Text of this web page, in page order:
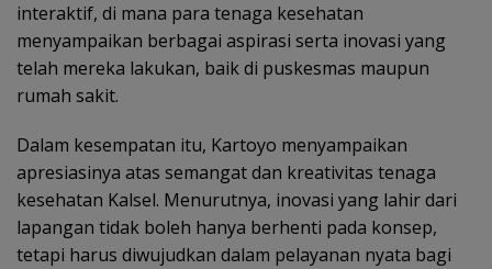
interaktif, di mana para tenaga kesehatan
menyampaikan berbagai aspirasi serta inovasi yang
telah mereka lakukan, baik di puskesmas maupun
rumah sakit.
Dalam kesempatan itu, Kartoyo menyampaikan
apresiasinya atas semangat dan kreativitas tenaga
kesehatan Kalsel. Menurutnya, inovasi yang lahir dari
lapangan tidak boleh hanya berhenti pada konsep,
tetapi harus diwujudkan dalam pelayanan nyata bagi